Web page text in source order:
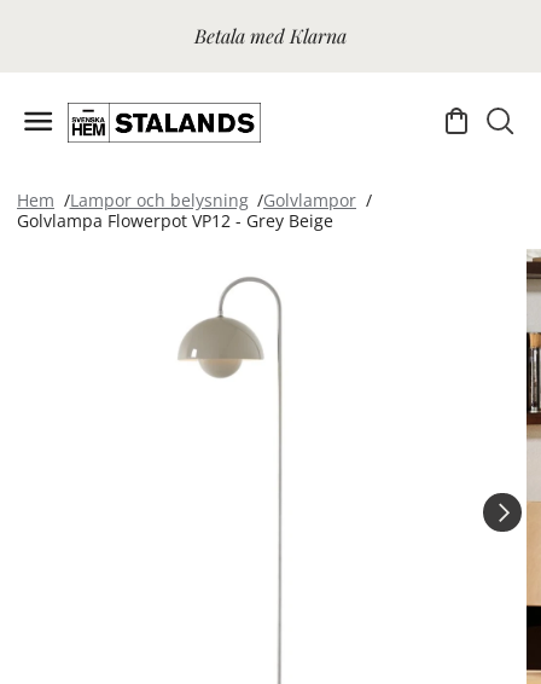
Betala med Klarna
Hem Lampor och belysning
Golvlampor
Golvlampa Flowerpot VP12 - Grey Beige